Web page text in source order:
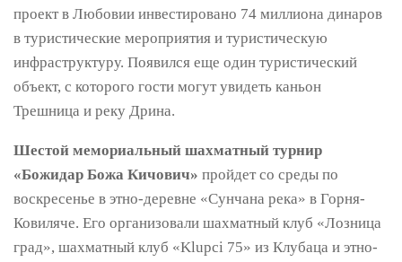
проект в Любовии инвестировано 74 миллиона динаров
в туристические мероприятия и туристическую
инфраструктуру. Появился еще один туристический
объект, с которого гости могут увидеть каньон
Трешница и реку Дрина.
Шестой мемориальный шахматный турнир
«Божидар Божа Кичович» пройдет со среды по
воскресенье в этно-деревне «Сунчана река» в Горня-
Ковиляче. Его организовали шахматный клуб «Лозница
град», шахматный клуб «Klupci 75» из Клубаца и этно-